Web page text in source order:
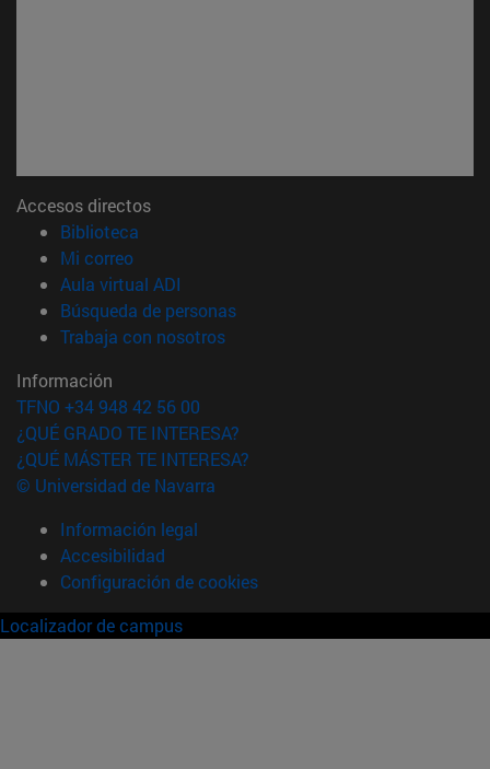
Accesos directos
Biblioteca
Mi correo(abre en nueva ventana)
Aula virtual ADI
Búsqueda de personas(abre en nueva ventana)
Trabaja con nosotros(abre en nueva ventana)
Información
TFNO +34 948 42 56 00
¿QUÉ GRADO TE INTERESA?
¿QUÉ MÁSTER TE INTERESA?
© Universidad de Navarra
Información legal
Accesibilidad
Configuración de cookies
Localizador de campus